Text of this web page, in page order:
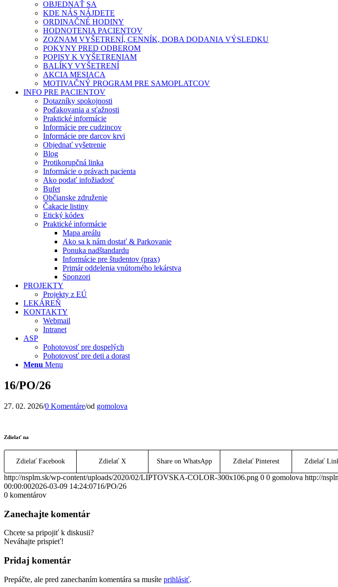
OBJEDNAŤ SA
KDE NÁS NÁJDETE
ORDINAČNÉ HODINY
HODNOTENIA PACIENTOV
ZOZNAM VYŠETRENÍ, CENNÍK, DOBA DODANIA VÝSLEDKU
POKYNY PRED ODBEROM
POPISY K VYŠETRENIAM
BALÍKY VYŠETRENÍ
AKCIA MESIACA
MOTIVAČNÝ PROGRAM PRE SAMOPLATCOV
INFO PRE PACIENTOV
Dotazníky spokojnosti
Poďakovania a sťažnosti
Praktické informácie
Informácie pre cudzincov
Informácie pre darcov krvi
Objednať vyšetrenie
Blog
Protikorupčná linka
Informácie o právach pacienta
Ako podať infožiadosť
Bufet
Občianske združenie
Čakacie listiny
Etický kódex
Praktické informácie
Mapa areálu
Ako sa k nám dostať & Parkovanie
Ponuka nadštandardu
Informácie pre študentov (prax)
Primár oddelenia vnútorného lekárstva
Sponzori
PROJEKTY
Projekty z EÚ
LEKÁREŇ
KONTAKTY
Webmail
Intranet
ASP
Pohotovosť pre dospelých
Pohotovosť pre deti a dorast
Menu Menu
16/PO/26
27. 02. 2026/0 Komentáre/od gomolova
Zdielať na
Zdielať Facebook Zdielať X Share on WhatsApp Zdielať Pinterest Zdielať
http://nsplm.sk/wp-content/uploads/2020/02/LIPTOVSKA-COLOR-300x106.png 0 0 gomolova http://
00:00:002026-03-09 14:24:0716/PO/26
0 komentárov
Zanechajte komentár
Chcete sa pripojiť k diskusii?
Neváhajte prispieť!
Pridaj komentár
Prepáčte, ale pred zanechaním komentára sa musíte prihlásiť.